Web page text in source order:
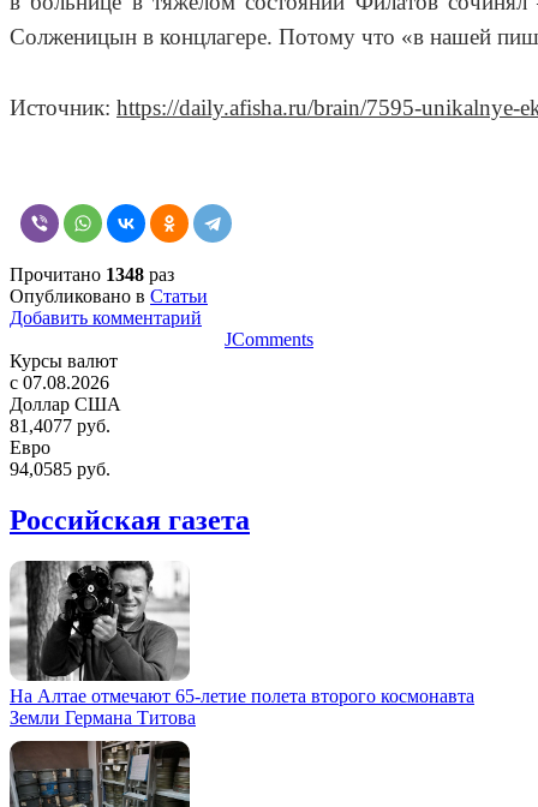
Солженицын в концлагере. Потому что «в нашей
Источник: https://daily.afisha.ru/brain/7595-unikalnye-
Прочитано 1348 раз
Опубликовано в Статьи
Добавить комментарий
JComments
Курсы валют
c 07.08.2026
Доллар США
81,4077 руб.
Евро
94,0585 руб.
Российская газета
На Алтае отмечают 65-летие полета второго космонавта
Земли Германа Титова